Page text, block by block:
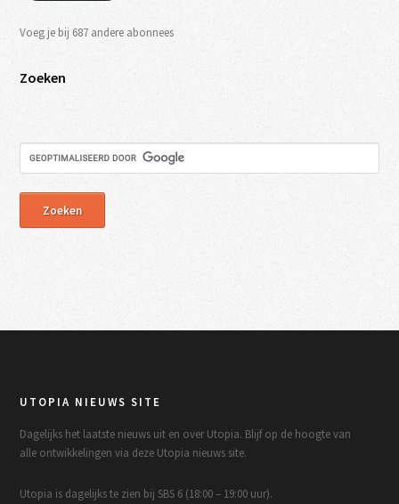
Voeg je bij 687 andere abonnees
Zoeken
UTOPIA NIEUWS SITE
Dagelijks het laatste nieuws uit en over Utopia. Blijf op de hoogte van
alle ontwikkelingen via deze Utopia nieuws site.
Utopia is dagelijks te zien bij SBS 6 (18:00 – 19:00 uur).